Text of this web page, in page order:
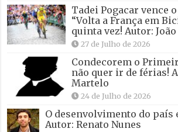
Tadei Pogacar vence
“Volta a França em
quinta vez! Autor:
27 de Julho de 2026
Condecorem o
não quer ir de férias!
Martelo
24 de Julho de 2026
O desenvolvimento do país
Autor: Renato Nunes